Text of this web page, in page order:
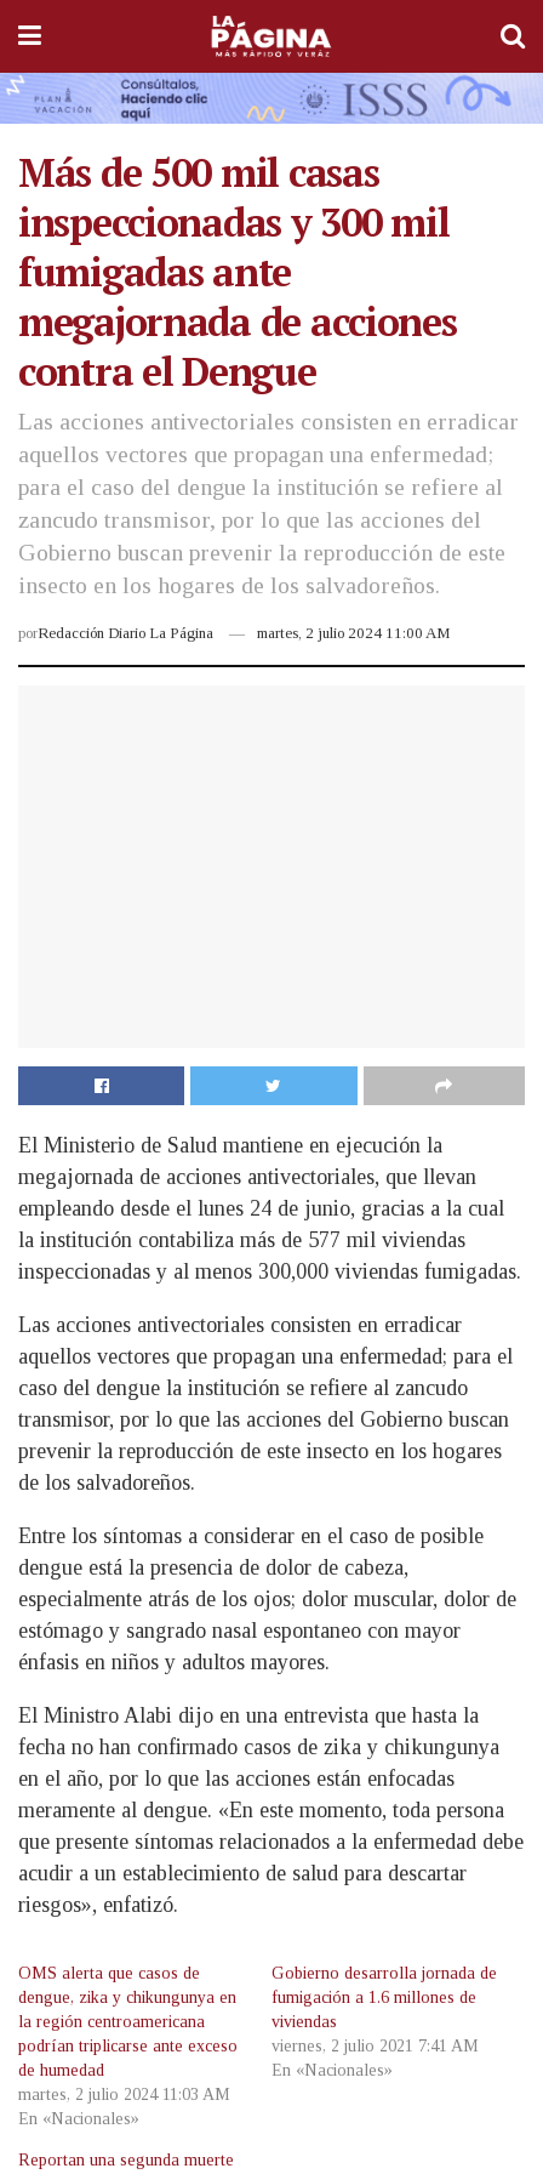
Más de 500 mil casas
inspeccionadas y 300 mil
fumigadas ante
megajornada de acciones
contra el Dengue
Las acciones antivectoriales consisten en erradicar
aquellos vectores que propagan una enfermedad;
para el caso del dengue la institución se refiere al
zancudo transmisor, por lo que las acciones del
Gobierno buscan prevenir la reproducción de este
insecto en los hogares de los salvadoreños.
porRedacción Diario La Página martes, 2 julio 2024 11:00 AM
El Ministerio de Salud mantiene en ejecución la
megajornada de acciones antivectoriales, que llevan
empleando desde el lunes 24 de junio, gracias a la cual
la institución contabiliza más de 577 mil viviendas
inspeccionadas y al menos 300,000 viviendas fumigadas.
Las acciones antivectoriales consisten en erradicar
aquellos vectores que propagan una enfermedad; para el
caso del dengue la institución se refiere al zancudo
transmisor, por lo que las acciones del Gobierno buscan
prevenir la reproducción de este insecto en los hogares
de los salvadoreños.
Entre los síntomas a considerar en el caso de posible
dengue está la presencia de dolor de cabeza,
especialmente atrás de los ojos; dolor muscular, dolor de
estómago y sangrado nasal espontaneo con mayor
énfasis en niños y adultos mayores.
El Ministro Alabi dijo en una entrevista que hasta la
fecha no han confirmado casos de zika y chikungunya
en el año, por lo que las acciones están enfocadas
meramente al dengue. «En este momento, toda persona
que presente síntomas relacionados a la enfermedad debe
acudir a un establecimiento de salud para descartar
riesgos», enfatizó.
OMS alerta que casos de
dengue, zika y chikungunya en
la región centroamericana
podrían triplicarse ante exceso
de humedad
martes, 2 julio 2024 11:03 AM
En «Nacionales»
Gobierno desarrolla jornada de
fumigación a 1.6 millones de
viviendas
viernes, 2 julio 2021 7:41 AM
En «Nacionales»
Reportan una segunda muerte